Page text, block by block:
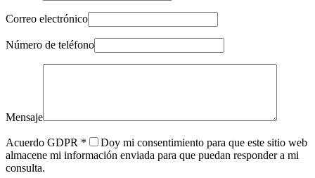
Correo electrónico
Número de teléfono
Mensaje
Acuerdo GDPR *
Doy mi consentimiento para que este sitio web
almacene mi información enviada para que puedan responder a mi
consulta.